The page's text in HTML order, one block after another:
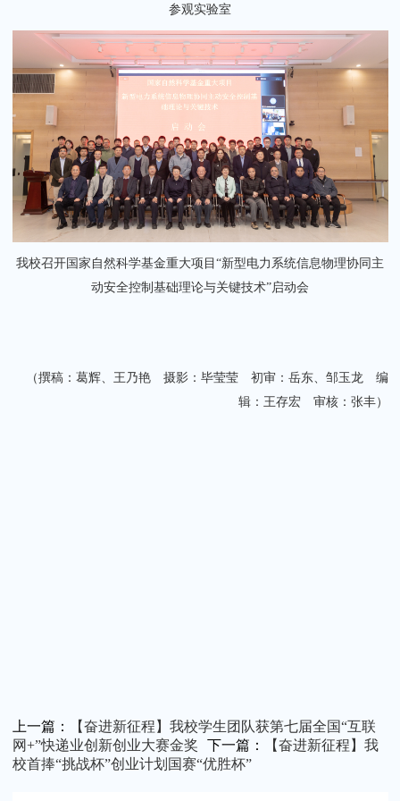
参观实验室
我校召开国家自然科学基金重大项目“新型电力系统信息物理协同主
动安全控制基础理论与关键技术”启动会
（撰稿：葛辉、王乃艳 摄影：毕莹莹 初审：岳东、邹玉龙 编
辑：王存宏 审核：张丰）
上一篇：
【奋进新征程】我校学生团队获第七届全国“互联
网+”快递业创新创业大赛金奖
下一篇：
【奋进新征程】我
校首捧“挑战杯”创业计划国赛“优胜杯”